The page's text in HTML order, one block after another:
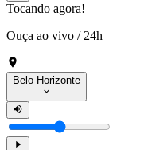
Tocando agora!
Ouça ao vivo / 24h
Belo Horizonte